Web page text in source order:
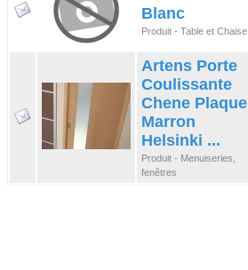
Blanc
Produit - Table et Chaise
Artens Porte
Coulissante
Chene Plaque
Marron
Helsinki ...
Produit - Menuiseries,
fenêtres